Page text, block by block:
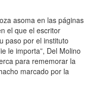
asoma en las páginas
el que el escritor
paso por el instituto
le importa”, Del Molino
para rememorar la
marcado por la